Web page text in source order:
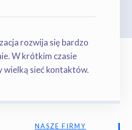
rozwija się bardzo
W krótkim czasie
wielką sieć kontaktów.
NASZE FIRMY